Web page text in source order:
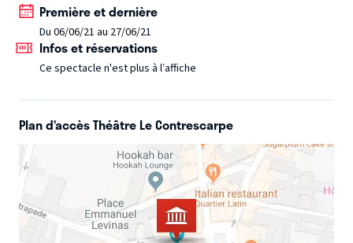
Procès… Tous les événements importants de
l’affaire Dreyfus sont évoqués dans ce spectacle.
soutien de la Ligue des droits de l’Homme et de la LICRA.
Première et dernière
Du 06/06/21 au 27/06/21
Infos et réservations
Ce spectacle n'est plus à l’affiche
Plan d’accès Théâtre Le Contrescarpe